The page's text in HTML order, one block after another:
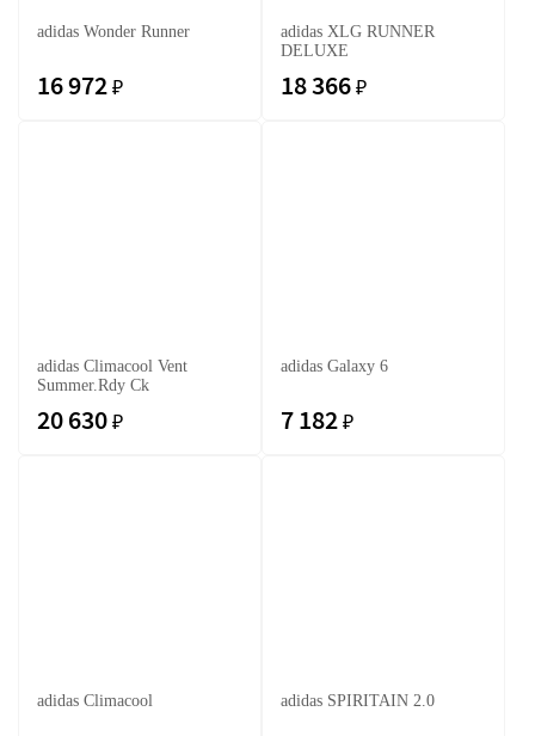
adidas Wonder Runner
16 972 ₽
adidas XLG RUNNER
DELUXE
18 366 ₽
adidas Climacool Vent
Summer.Rdy Ck
20 630 ₽
adidas Galaxy 6
7 182 ₽
adidas Climacool adidas SPIRITAIN 2.0